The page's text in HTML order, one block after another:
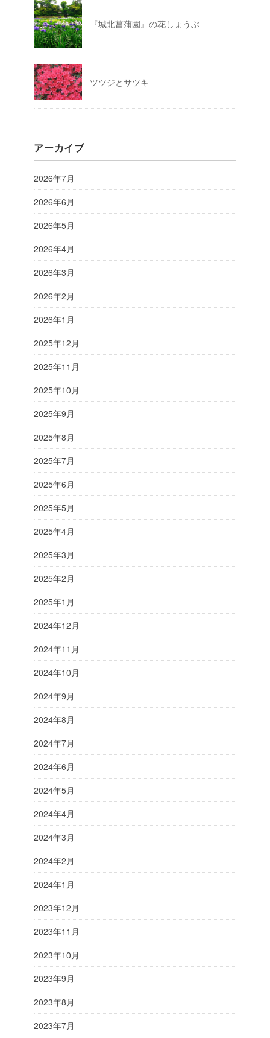
『城北菖蒲園』の花しょうぶ
ツツジとサツキ
アーカイブ
2026年7月
2026年6月
2026年5月
2026年4月
2026年3月
2026年2月
2026年1月
2025年12月
2025年11月
2025年10月
2025年9月
2025年8月
2025年7月
2025年6月
2025年5月
2025年4月
2025年3月
2025年2月
2025年1月
2024年12月
2024年11月
2024年10月
2024年9月
2024年8月
2024年7月
2024年6月
2024年5月
2024年4月
2024年3月
2024年2月
2024年1月
2023年12月
2023年11月
2023年10月
2023年9月
2023年8月
2023年7月